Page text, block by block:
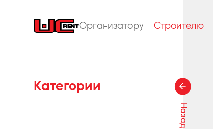
Организатору Строителю
Назад
Категории